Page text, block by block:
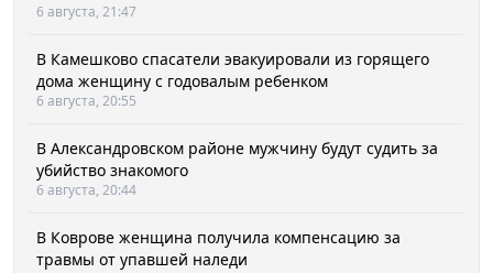
6 августа, 21:47
В Камешково спасатели эвакуировали из горящего
дома женщину с годовалым ребенком
6 августа, 20:55
В Александровском районе мужчину будут судить за
убийство знакомого
6 августа, 20:44
В Коврове женщина получила компенсацию за
травмы от упавшей наледи